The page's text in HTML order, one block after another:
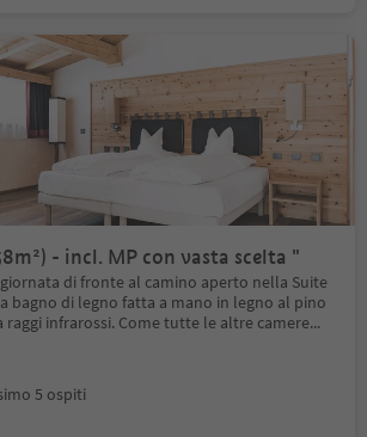
- incl. MP con vasta scelta "
di fronte al camino aperto nella Suite
bagno di legno fatta a mano in legno al pino
raggi infrarossi. Come tutte le altre camere...
5 ospiti